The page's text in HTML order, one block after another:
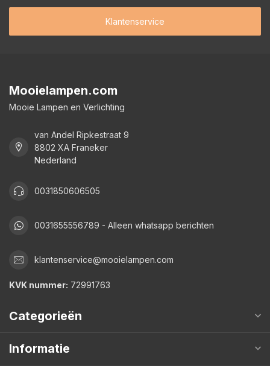
Klantenservice
Mooielampen.com
Mooie Lampen en Verlichting
van Andel Ripkestraat 9
8802 XA Franeker
Nederland
0031850606505
0031655556789 - Alleen whatsapp berichten
klantenservice@mooielampen.com
KVK nummer: 72991763
Categorieën
Informatie